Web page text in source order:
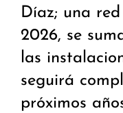
Díaz; una
2026, se
las
seguirá
próximos